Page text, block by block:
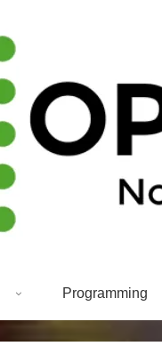
Programming